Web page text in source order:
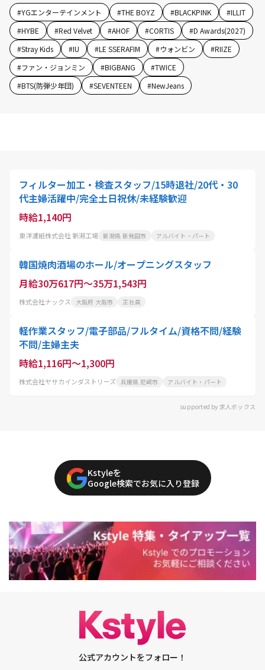
#YGエンターテインメント #THE BOYZ #BLACKPINK #ILLIT
#HYBE #Red Velvet #AHOF #CORTIS #D Awards(2027)
#Stray Kids #IU #LE SSERAFIM #ウォンビン #RIIZE
#ファン・ジョンミン #BIGBANG #TWICE
#BTS(防弾少年団) #SEVENTEEN #NewJeans
フィルター加工・検査スタッフ/15時退社/20代・30
代主婦活躍中/完全土日祝休/未経験歓迎
時給1,140円
東洋濾紙株式会社 新潟工場 新潟県 新発田市 アルバイト・パート
韓国焼肉酒場のホール/オープニングスタッフ
月給30万617円～35万1,543円
株式会社ナックス 大阪府 大阪市 正社員
軽作業スタッフ/電子部品/フルタイム/資格不問/経験
不問/主婦主夫
時給1,116円～1,300円
株式会社ヤサカインダストリーズ 兵庫県 尼崎市 アルバイト・パート
supported by 求人ボックス
Kstyleを
Google検索でお気に入り登録
公式アカウントをフォロー！